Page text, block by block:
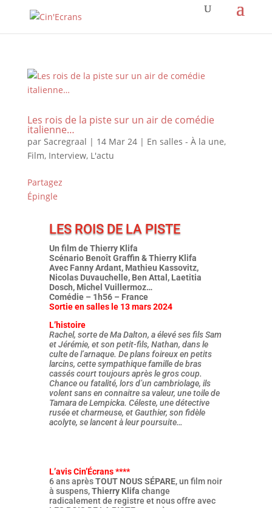
Les rois de la piste sur un air de comédie
italienne…
par Sacregraal | 14 Mar 24| En salles - À la une,
Film, Interview, L'actu
Partagez
Épingle
LES ROIS DE LA PISTE
Un film de Thierry Klifa
Scénario Benoît Graffin & Thierry Klifa
Avec Fanny Ardant, Mathieu Kassovitz,
Nicolas Duvauchelle, Ben Attal, Laetitia
Dosch, Michel Vuillermoz…
Comédie – 1h56 – France
Sortie en salles le 13 mars 2024
L’histoire
Rachel, sorte de Ma Dalton, a élevé ses fils Sam
et Jérémie, et son petit-fils, Nathan, dans le
culte de l’arnaque. De plans foireux en petits
larcins, cette sympathique famille de bras
cassés court toujours après le gros coup.
Chance ou fatalité, lors d’un cambriolage, ils
volent sans en connaitre sa valeur, une toile de
Tamara de Lempicka. Céleste, une détective
rusée et charmeuse, et Gauthier, son fidèle
acolyte, se lancent à leur poursuite…
L’avis Cin’Écrans ****
6 ans aprèsTOUT NOUS SÉPARE, un film noir
à suspens,Thierry Klifa change
radicalement de registre et nous offre avec